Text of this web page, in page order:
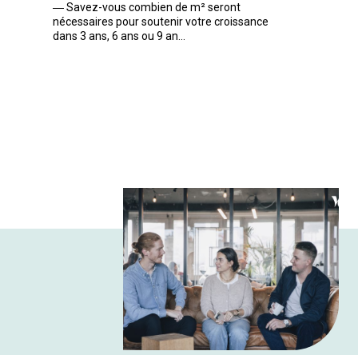
―Savez-vous combien de m² seront
nécessaires pour soutenir votre croissance
dans 3 ans, 6 ans ou 9 an...